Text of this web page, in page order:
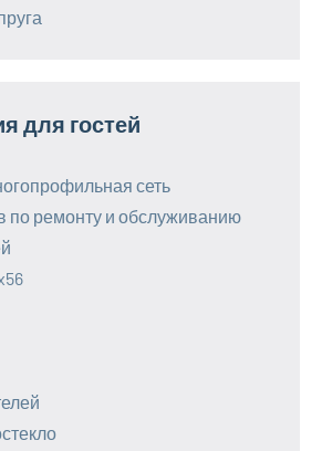
для гостей
сеть
по ремонту и обслуживанию